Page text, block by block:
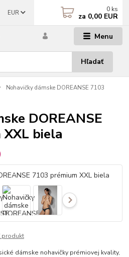
Menu
EUR
Hľadať
0 ks
za 0,00 EUR
Nohavičky dámske DOREANSE 7103
DOREANSE
biela
produkt
dámske nohavičky prémiovej kvality,